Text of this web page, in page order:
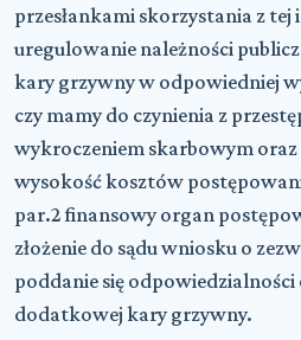
przesłankami skorzystania z tej
uregulowanie należności
kary grzywny w odpowiedniej
czy mamy do czynienia z
wykroczeniem skarbowym oraz
wysokość kosztów
par.2 finansowy organ
złożenie do sądu wniosku o
poddanie się odpowiedzialności
dodatkowej kary grzywny.